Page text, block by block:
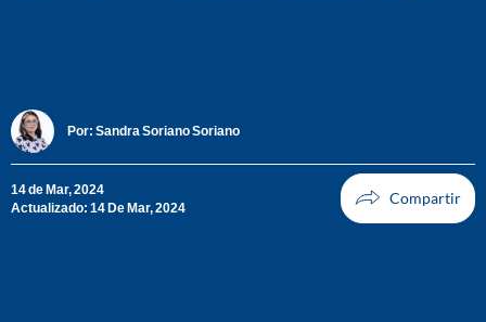
Por: Sandra Soriano Soriano
14 de Mar, 2024
Actualizado: 14 De Mar, 2024